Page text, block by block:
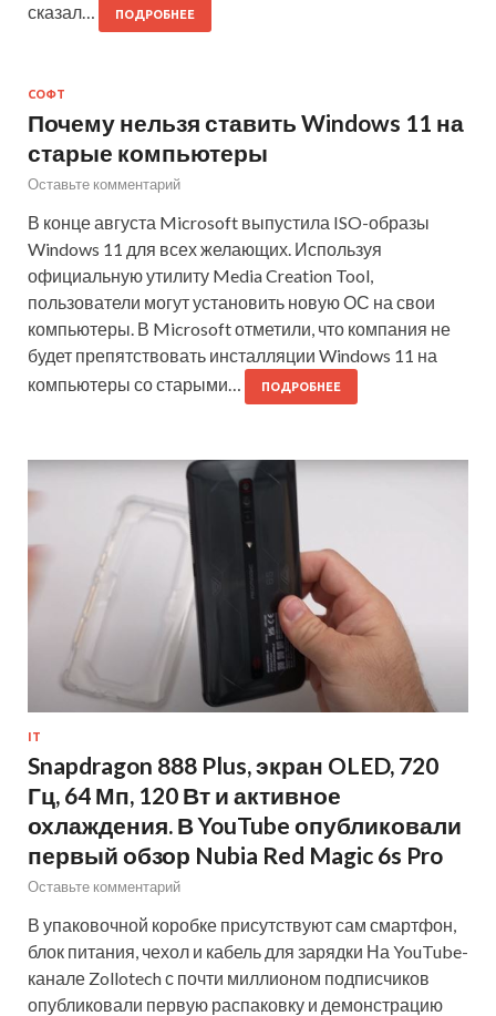
сказал…
ПОДРОБНЕЕ
СОФТ
Почему нельзя ставить Windows 11 на
старые компьютеры
Оставьте комментарий
В конце августа Microsoft выпустила ISO-образы
Windows 11 для всех желающих. Используя
официальную утилиту Media Creation Tool,
пользователи могут установить новую ОС на свои
компьютеры. В Microsoft отметили, что компания не
будет препятствовать инсталляции Windows 11 на
компьютеры со старыми…
ПОДРОБНЕЕ
IT
Snapdragon 888 Plus, экран OLED, 720
Гц, 64 Мп, 120 Вт и активное
охлаждения. В YouTube опубликовали
первый обзор Nubia Red Magic 6s Pro
Оставьте комментарий
В упаковочной коробке присутствуют сам смартфон,
блок питания, чехол и кабель для зарядки На YouTube-
канале Zollotech с почти миллионом подписчиков
опубликовали первую распаковку и демонстрацию